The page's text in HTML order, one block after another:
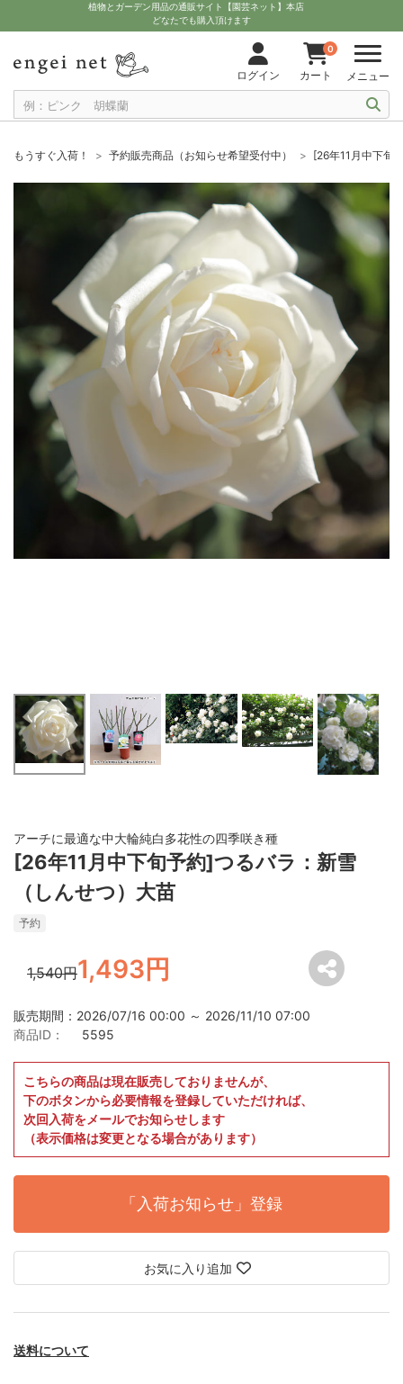
植物とガーデン用品の通販サイト【園芸ネット】本店
どなたでも購入頂けます
ログイン
0
カート メニュー
もうすぐ入荷！ 予約販売商品（お知らせ希望受付中） [26年11月中下旬
アーチに最適な中大輪純白多花性の四季咲き種
[26年11月中下旬予約]つるバラ：新雪
（しんせつ）大苗
予約
1,540円1,493円
販売期間：2026/07/16 00:00 ～ 2026/11/10 07:00
商品ID：
5595
こちらの商品は現在販売しておりませんが、
下のボタンから必要情報を登録していただければ、
次回入荷をメールでお知らせします
（表示価格は変更となる場合があります）
「入荷お知らせ」登録
お気に入り追加
送料について